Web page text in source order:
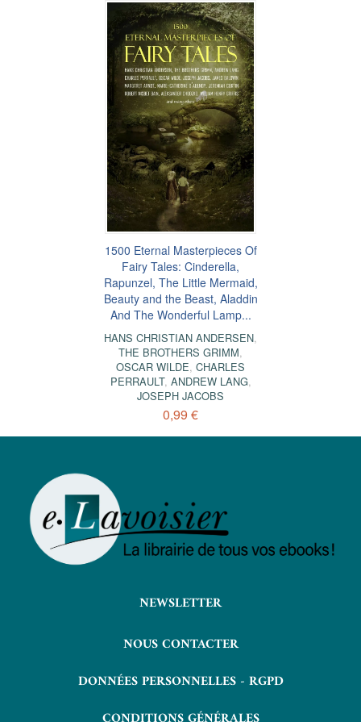
1500 Eternal Masterpieces Of
Fairy Tales: Cinderella,
Rapunzel, The Little Mermaid,
Beauty and the Beast, Aladdin
And The Wonderful Lamp...
HANS CHRISTIAN ANDERSEN,
THE BROTHERS GRIMM,
OSCAR WILDE, CHARLES
PERRAULT, ANDREW LANG,
JOSEPH JACOBS
0,99 €
NEWSLETTER
NOUS CONTACTER
DONNÉES PERSONNELLES - RGPD